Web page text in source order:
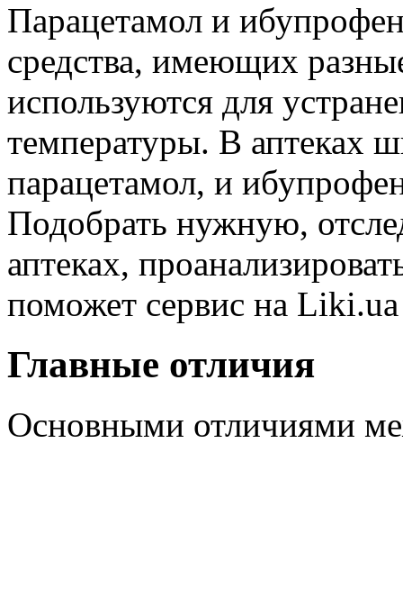
Парацетамол и
средства, имеющих
используются для
температуры. В аптеках
парацетамол, и
Подобрать нужную,
аптеках,
поможет сервис на
Главные отличия
Основными отличиями